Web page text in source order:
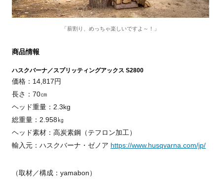
「薪割り、めっちゃ楽しいですよ～！」
商品情報
ハスクバーナ／スプリッティングアックス S2800
価格：14,817円
長さ：70㎝
ヘッド重量：2.3kg
総重量：2.958㎏
ヘッド素材：高炭素鋼（テフロン加工）
輸入元：ハスクバーナ・ゼノア https://www.husqvarna.com/jp/
（取材／構成：yamabon）